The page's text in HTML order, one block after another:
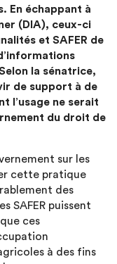
En échappant à
(DIA), ceux-ci
et SAFER de
la sénatrice,
de support à de
l’usage ne serait
du droit de
sur les
cette pratique
des
SAFER puissent
ces
à des fins